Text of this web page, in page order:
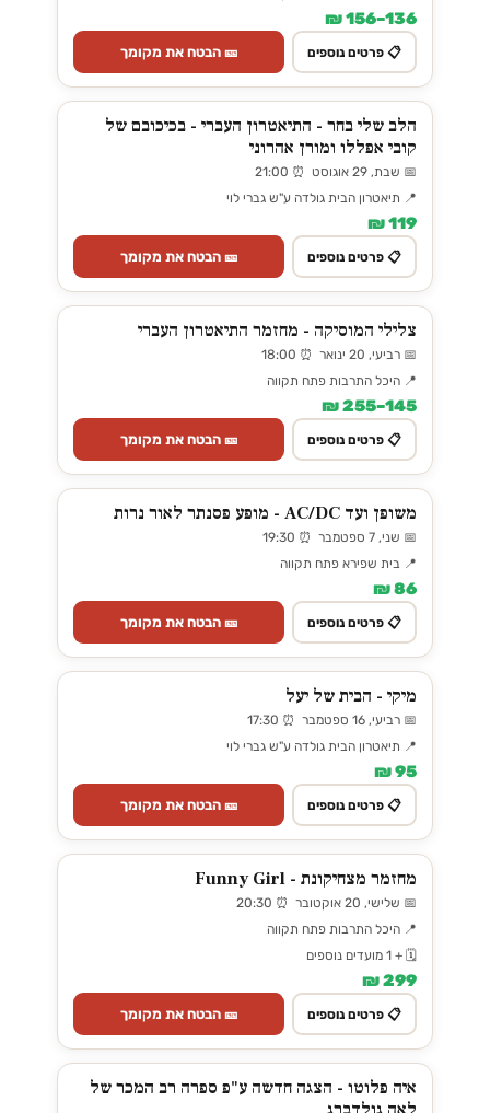
136–156 ₪
📋 פרטים נוספים 🎫 הבטח את מקומך
הלב שלי בחר - התיאטרון העברי - בכיכובם של
קובי אפללו ומורן אהרוני
📅 שבת, 29 אוגוסט ⏰ 21:00
📍 תיאטרון הבית גולדה ע"ש גברי לוי
119 ₪
📋 פרטים נוספים 🎫 הבטח את מקומך
צלילי המוסיקה - מחזמר התיאטרון העברי
📅 רביעי, 20 ינואר ⏰ 18:00
📍 היכל התרבות פתח תקווה
145–255 ₪
📋 פרטים נוספים 🎫 הבטח את מקומך
משופן ועד AC/DC - מופע פסנתר לאור נרות
📅 שני, 7 ספטמבר ⏰ 19:30
📍 בית שפירא פתח תקווה
86 ₪
📋 פרטים נוספים 🎫 הבטח את מקומך
מיקי - הבית של יעל
📅 רביעי, 16 ספטמבר ⏰ 17:30
📍 תיאטרון הבית גולדה ע"ש גברי לוי
95 ₪
📋 פרטים נוספים 🎫 הבטח את מקומך
מחזמר מצחיקונת - Funny Girl
📅 שלישי, 20 אוקטובר ⏰ 20:30
📍 היכל התרבות פתח תקווה
🗓️ + 1 מועדים נוספים
299 ₪
📋 פרטים נוספים 🎫 הבטח את מקומך
איה פלוטו - הצגה חדשה ע"פ ספרה רב המכר של